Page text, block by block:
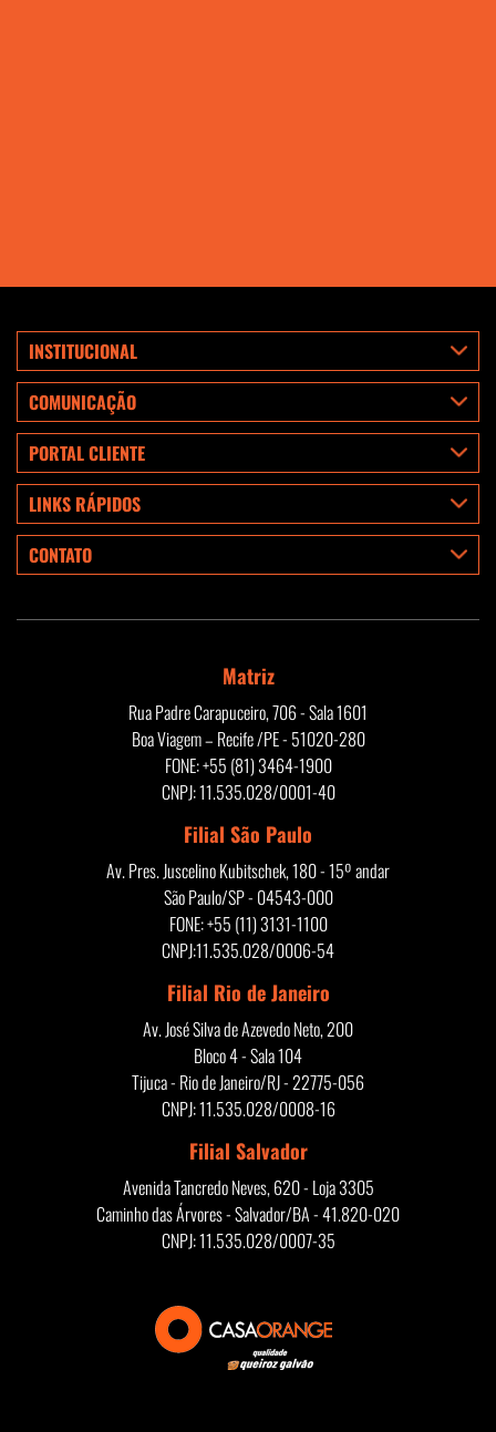
INSTITUCIONAL
COMUNICAÇÃO
PORTAL CLIENTE
LINKS RÁPIDOS
CONTATO
Matriz
Rua Padre Carapuceiro, 706 - Sala 1601
Boa Viagem – Recife /PE - 51020-280
FONE: +55 (81) 3464-1900
CNPJ: 11.535.028/0001-40
Filial São Paulo
Av. Pres. Juscelino Kubitschek, 180 - 15º andar
São Paulo/SP - 04543-000
FONE: +55 (11) 3131-1100
CNPJ:11.535.028/0006-54
Filial Rio de Janeiro
Av. José Silva de Azevedo Neto, 200
Bloco 4 - Sala 104
Tijuca - Rio de Janeiro/RJ - 22775-056
CNPJ: 11.535.028/0008-16
Filial Salvador
Avenida Tancredo Neves, 620 - Loja 3305
Caminho das Árvores - Salvador/BA - 41.820-020
CNPJ: 11.535.028/0007-35